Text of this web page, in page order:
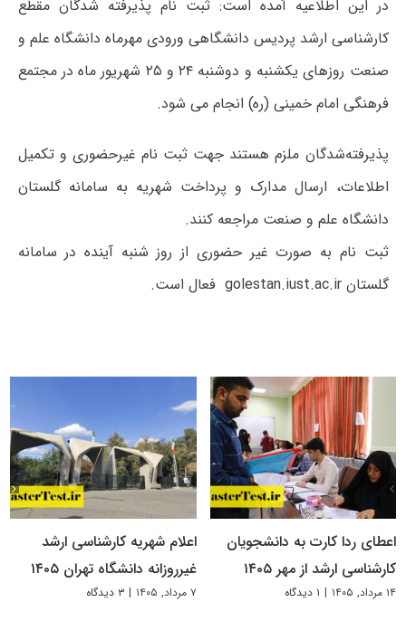
در این اطلاعیه آمده است: ثبت نام پذیرفته شدگان مقطع
کارشناسی ارشد پردیس دانشگاهی ورودی مهرماه دانشگاه علم و
صنعت روزهای یکشنبه و دوشنبه ۲۴ و ۲۵ شهریور ماه در مجتمع
فرهنگی امام خمینی (ره) انجام می شود.
پذیرفته‌شدگان ملزم هستند جهت ثبت نام غیرحضوری و تکمیل
اطلاعات، ارسال مدارک و پرداخت شهریه به سامانه گلستان
دانشگاه علم و صنعت مراجعه کنند.
ثبت نام به صورت غیر حضوری از روز شنبه آینده در سامانه
گلستان golestan.iust.ac.ir فعال است.
اعطای ردا کارت به دانشجویان
کارشناسی ارشد از مهر ۱۴۰۵
۱۴ مرداد, ۱۴۰۵ | ۱ دیدگاه
اعلام شهریه کارشناسی ارشد
غیرروزانه دانشگاه تهران ۱۴۰۵
۷ مرداد, ۱۴۰۵ | ۳ دیدگاه